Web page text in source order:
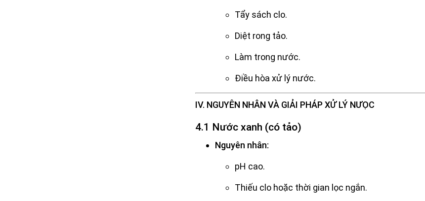
Tẩy sách clo.
Diệt rong tảo.
Làm trong nước.
Điều hòa xử lý nước.
IV. NGUYÊN NHÂN VÀ GIẢI PHÁP XỬ LÝ NƯỌC
4.1 Nước xanh (có tảo)
Nguyên nhân:
pH cao.
Thiếu clo hoặc thời gian lọc ngắn.